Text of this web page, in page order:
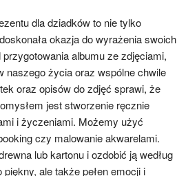
dla dziadków to nie tylko
okazja do wyrażenia swoich
albumu ze zdjęciami,
życia oraz wspólne chwile
oraz opisów do zdjęć sprawi, że
jest stworzenie ręcznie
i życzeniami. Możemy użyć
czy malowanie akwarelami.
lub kartonu i ozdobić ją według
ale także pełen emocji i